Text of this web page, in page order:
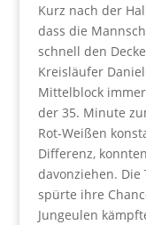
Kurz nach der
dass die
schnell den
Kreisläufer
Mittelblock
der 35. Minute
Rot-Weißen
Differenz,
davonziehen.
spürte ihre
Jungeulen